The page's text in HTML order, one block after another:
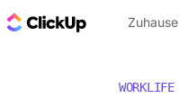
ClickUp Blog
Zuhause
WORKLIFE